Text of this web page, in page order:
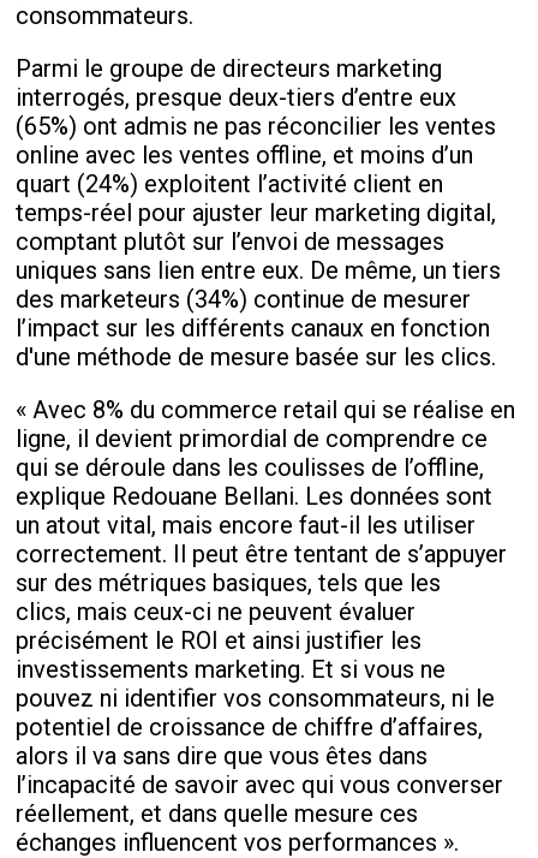
consommateurs.
Parmi le groupe de directeurs marketing
interrogés, presque deux-tiers d’entre eux
(65%) ont admis ne pas réconcilier les ventes
online avec les ventes offline, et moins d’un
quart (24%) exploitent l’activité client en
temps-réel pour ajuster leur marketing digital,
comptant plutôt sur l’envoi de messages
uniques sans lien entre eux. De même, un tiers
des marketeurs (34%) continue de mesurer
l’impact sur les différents canaux en fonction
d'une méthode de mesure basée sur les clics.
« Avec 8% du commerce retail qui se réalise en
ligne, il devient primordial de comprendre ce
qui se déroule dans les coulisses de l’offline,
explique Redouane Bellani. Les données sont
un atout vital, mais encore faut-il les utiliser
correctement. Il peut être tentant de s’appuyer
sur des métriques basiques, tels que les
clics, mais ceux-ci ne peuvent évaluer
précisément le ROI et ainsi justifier les
investissements marketing. Et si vous ne
pouvez ni identifier vos consommateurs, ni le
potentiel de croissance de chiffre d’affaires,
alors il va sans dire que vous êtes dans
l’incapacité de savoir avec qui vous converser
réellement, et dans quelle mesure ces
échanges influencent vos performances ».